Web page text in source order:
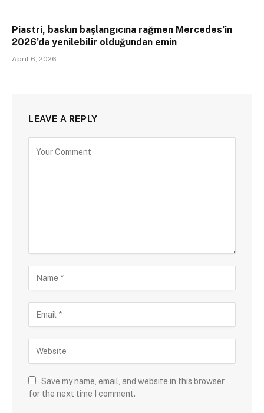
Piastri, baskın başlangıcına rağmen Mercedes’in
2026’da yenilebilir olduğundan emin
April 6, 2026
LEAVE A REPLY
Save my name, email, and website in this browser
for the next time I comment.